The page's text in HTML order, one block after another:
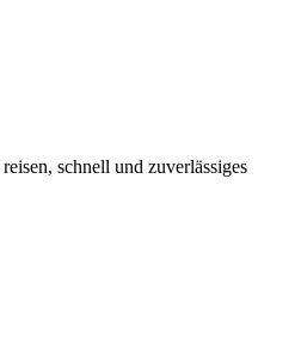
schnell und zuverlässiges